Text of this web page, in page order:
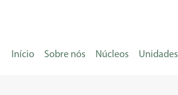
Início Sobre nós Núcleos Unidades